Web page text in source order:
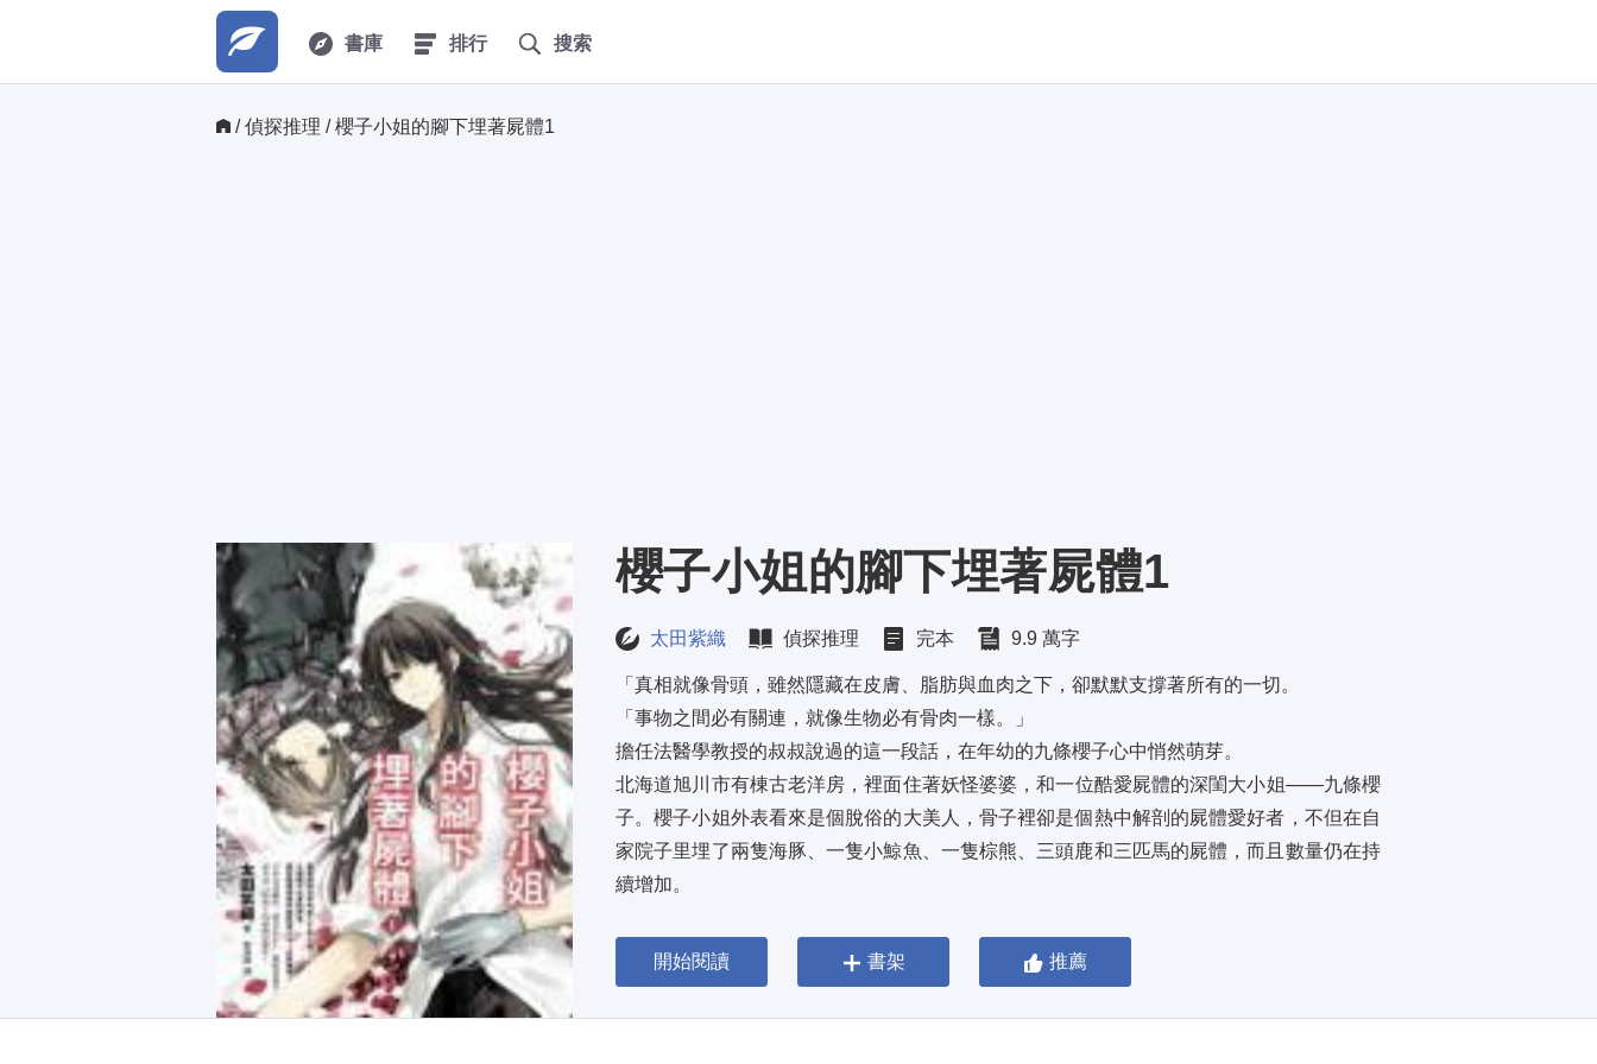
書庫 排行 搜索
/ 偵探推理 / 櫻子小姐的腳下埋著屍體1
櫻子小姐的腳下埋著屍體1
太田紫織 偵探推理 完本 9.9 萬字
「真相就像骨頭，雖然隱藏在皮膚、脂肪與血肉之下，卻默默支撐著所有的一切。
「事物之間必有關連，就像生物必有骨肉一樣。」
擔任法醫學教授的叔叔說過的這一段話，在年幼的九條櫻子心中悄然萌芽。
北海道旭川市有棟古老洋房，裡面住著妖怪婆婆，和一位酷愛屍體的深閨大小姐——九條櫻
子。櫻子小姐外表看來是個脫俗的大美人，骨子裡卻是個熱中解剖的屍體愛好者，不但在自
家院子里埋了兩隻海豚、一隻小鯨魚、一隻棕熊、三頭鹿和三匹馬的屍體，而且數量仍在持
續增加。
開始閱讀 書架 推薦